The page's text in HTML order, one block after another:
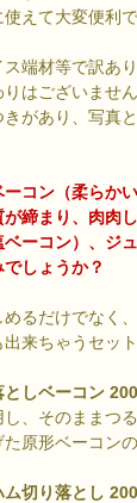
えて大変便利で
端材等で訳あ
はございませ
があり、写真
ーコン（柔らか
が締まり、肉肉
ーコン）、ジ
しょうか？
るだけでなく
来ちゃうセット
としベーコン
し、そのままつ
原形ベーコン
ム切り落とし